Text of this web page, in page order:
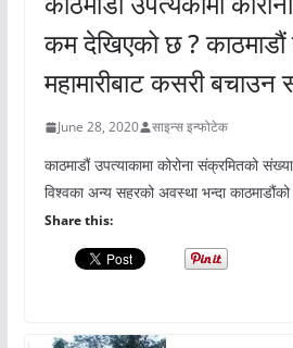
कम देखिएको छ ? काठमाडौं
महामारीबाट कसरी
June 28, 2020 साइन्स इन्फोटेक
काठमाडौं उपत्याकामा कोरोना संक्रमितको
विश्वका अन्य सहरको अवस्था भन्दा
Share this: